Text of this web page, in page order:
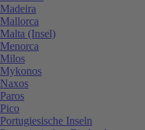
Madeira
Mallorca
Malta (Insel)
Menorca
Milos
Mykonos
Naxos
Paros
Pico
Portugiesische Inseln